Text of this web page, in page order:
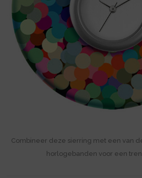
Combineer deze sierring met een van
horlogebanden voor een